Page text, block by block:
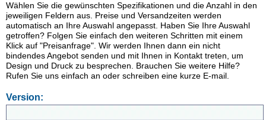
Wählen Sie die gewünschten Spezifikationen und die Anzahl in den
jeweiligen Feldern aus. Preise und Versandzeiten werden
automatisch an Ihre Auswahl angepasst. Haben Sie Ihre Auswahl
getroffen? Folgen Sie einfach den weiteren Schritten mit einem
Klick auf "Preisanfrage". Wir werden Ihnen dann ein nicht
bindendes Angebot senden und mit Ihnen in Kontakt treten, um
Design und Druck zu besprechen. Brauchen Sie weitere Hilfe?
Rufen Sie uns einfach an oder schreiben eine kurze E-mail.
Version: